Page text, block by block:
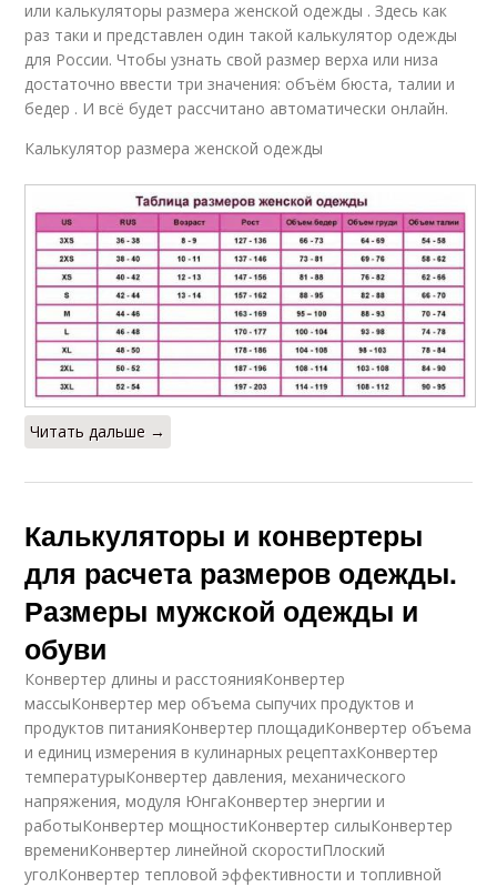
или калькуляторы размера женской одежды . Здесь как
раз таки и представлен один такой калькулятор одежды
для России. Чтобы узнать свой размер верха или низа
достаточно ввести три значения: объём бюста, талии и
бедер . И всё будет рассчитано автоматически онлайн.
Калькулятор размера женской одежды
Читать дальше →
Калькуляторы и конвертеры
для расчета размеров одежды.
Размеры мужской одежды и
обуви
Конвертер длины и расстоянияКонвертер
массыКонвертер мер объема сыпучих продуктов и
продуктов питанияКонвертер площадиКонвертер объема
и единиц измерения в кулинарных рецептахКонвертер
температурыКонвертер давления, механического
напряжения, модуля ЮнгаКонвертер энергии и
работыКонвертер мощностиКонвертер силыКонвертер
времениКонвертер линейной скоростиПлоский
уголКонвертер тепловой эффективности и топливной